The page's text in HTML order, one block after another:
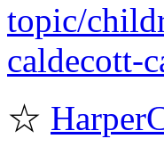
topic/
caldecott-
☆